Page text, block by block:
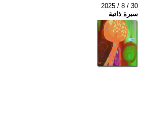
2025 / 8 / 30
سيرة ذاتية